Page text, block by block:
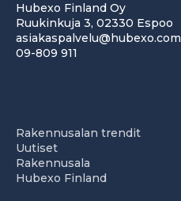
Hubexo Finland Oy
Ruukinkuja 3, 02330 Espoo
asiakaspalvelu@hubexo.com
09-809 911
Rakennusalan trendit
Uutiset
Rakennusala
Hubexo Finland